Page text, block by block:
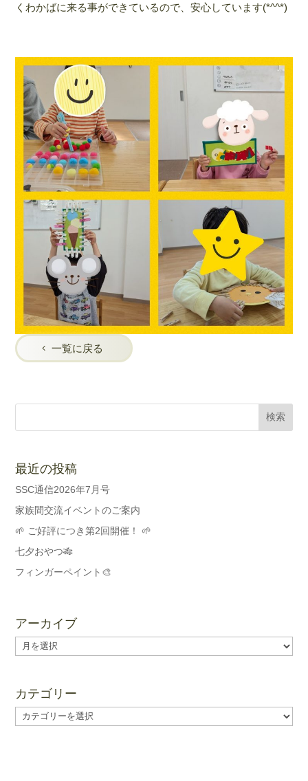
くわかばに来る事ができているので、安心しています(*^^*)
一覧に戻る
最近の投稿
SSC通信2026年7月号
家族間交流イベントのご案内
🌱 ご好評につき第2回開催！ 🌱
七夕おやつ🎋
フィンガーペイント🎨
アーカイブ
ア
ー
イ
ブ
カテゴリー
カ
テ